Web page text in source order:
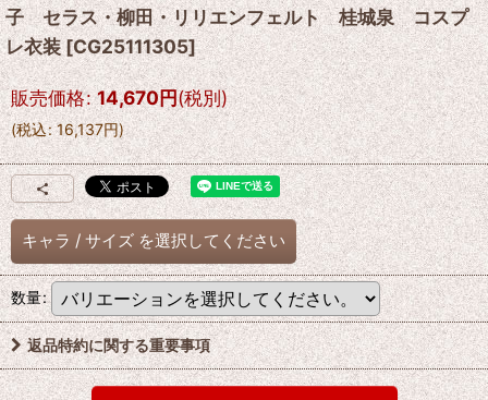
子 セラス・柳田・リリエンフェルト 桂城泉 コスプ
レ衣装 [CG25111305]
販売価格: 14,670円(税別)
(税込: 16,137円)
キャラ / サイズ を選択してください
数量:
返品特約に関する重要事項